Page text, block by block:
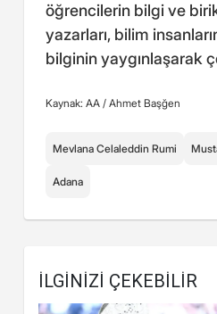
öğrencilerin bilgi ve
yazarları, bilim
bilginin yaygınlaşarak
Kaynak: AA / Ahmet Başğen
Mevlana Celaleddin Rumi
Adana